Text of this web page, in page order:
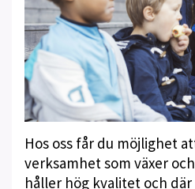
Hos oss får du möjlighet
verksamhet som växer
håller hög kvalitet och